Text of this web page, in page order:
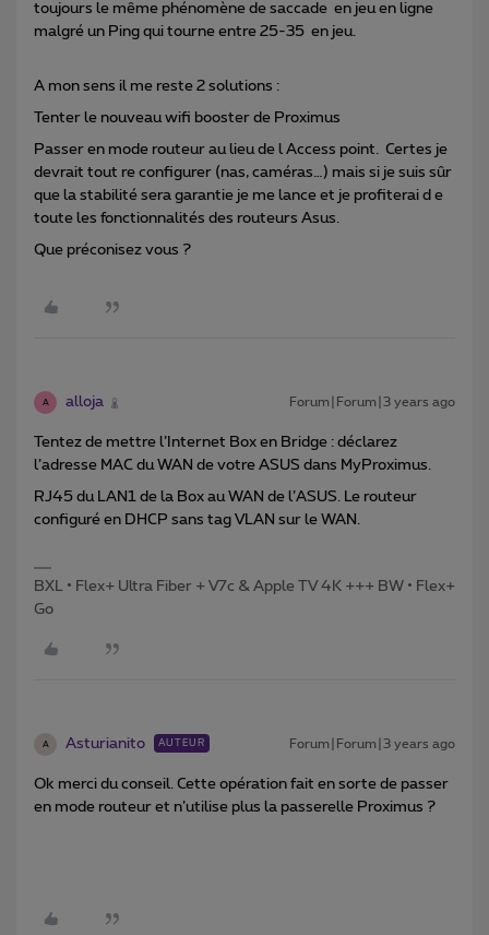
toujours le même phénomène de saccade en jeu en ligne
malgré un Ping qui tourne entre 25-35 en jeu.
A mon sens il me reste 2 solutions :
Tenter le nouveau wifi booster de Proximus
Passer en mode routeur au lieu de l Access point. Certes je
devrait tout re configurer (nas, caméras…) mais si je suis sûr
que la stabilité sera garantie je me lance et je profiterai d e
toute les fonctionnalités des routeurs Asus.
Que préconisez vous ?
A alloja Forum|Forum|3 years ago
Tentez de mettre l’Internet Box en Bridge : déclarez
l’adresse MAC du WAN de votre ASUS dans MyProximus.
RJ45 du LAN1 de la Box au WAN de l’ASUS. Le routeur
configuré en DHCP sans tag VLAN sur le WAN.
BXL • Flex+ Ultra Fiber + V7c & Apple TV 4K +++ BW • Flex+
Go
A Asturianito AUTEUR Forum|Forum|3 years ago
Ok merci du conseil. Cette opération fait en sorte de passer
en mode routeur et n’utilise plus la passerelle Proximus ?